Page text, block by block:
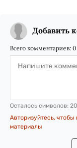
Добавить
Всего комментариев: 0
Осталось символов:
Авторизуйтесь,
материалы